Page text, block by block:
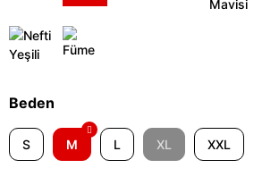
Beden
S M L XL XXL